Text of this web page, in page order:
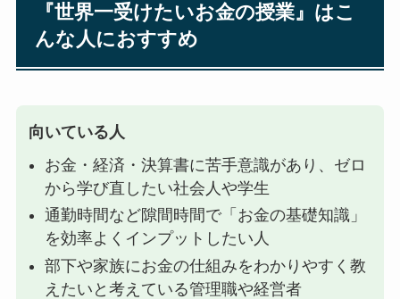
『世界一受けたいお金の授業』はこ
んな人におすすめ
向いている人
お金・経済・決算書に苦手意識があり、ゼロ
から学び直したい社会人や学生
通勤時間など隙間時間で「お金の基礎知識」
を効率よくインプットしたい人
部下や家族にお金の仕組みをわかりやすく教
えたいと考えている管理職や経営者